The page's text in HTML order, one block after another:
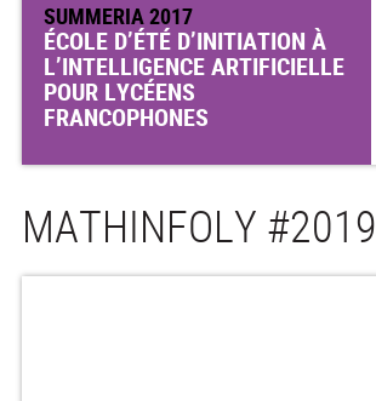
SUMMERIA 2017
ÉCOLE D’ÉTÉ D’INITIATION À
L’INTELLIGENCE ARTIFICIELLE
POUR LYCÉENS
FRANCOPHONES
MATHINFOLY #2019